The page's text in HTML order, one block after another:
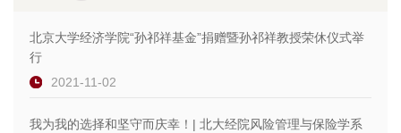
北京大学经济学院“孙祁祥基金”捐赠暨孙祁祥教授荣休仪式举
行
2021-11-02
我为我的选择和坚守而庆幸！| 北大经院风险管理与保险学系